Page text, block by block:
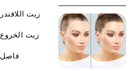
زيت اللافندر
زيت الخروع
فاصل